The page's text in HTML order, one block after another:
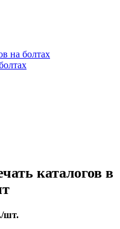
на болтах
каталогов в
шт.